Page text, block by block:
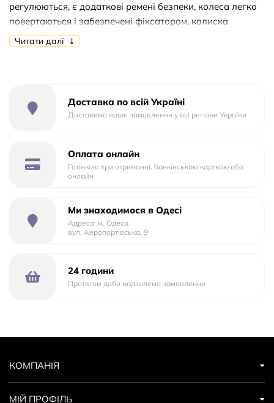
регулюються, є додаткові ремені безпеки, колеса легко
повертаються і забезпечені фіксатором, колиска
кріпиться з двох сторін. Сам корпус колиски обшитий
дихаючим матеріалом. В гарнітурі з коляскою: колиска,
ручки; пластикова суцільно литий люлька; регульований
підніжка; додатковий матрац; сонцезахисний козирок;
сітка для багажу; незалежні гальма на задніх колесах;
EVA-колеса. - пружинна амортизація; - гальмо стоянки; -
регульована спинка; - знімний захисний бампер
Читати далі
Доставка по всій Україні
Доставимо ваше замовлення у всі регіони України
Оплата онлайн
Готівкою при отриманні, банківською карткою або
онлайн
Ми знаходимося в Одесі
Адреса: м. Одеса
вул. Аеропортівська, 9
24 години
Протягом доби надішлемо замовлення
КОМПАНІЯ
МІЙ ПРОФІЛЬ